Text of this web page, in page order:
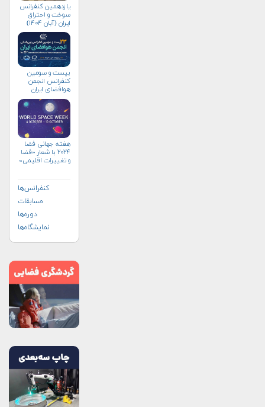
یازدهمین کنفرانس
سوخت و احتراق
ایران (آبان‌ ۱۴۰۴)
بیست و سومین
کنفرانس انجمن
هوافضای ايران
هفته جهانی فضا
۲۰۲۴ با شعار «فضا
و تغییرات اقلیمی»
کنفرانس‌ها
مسابقات
دوره‌ها
نمایشگاه‌ها